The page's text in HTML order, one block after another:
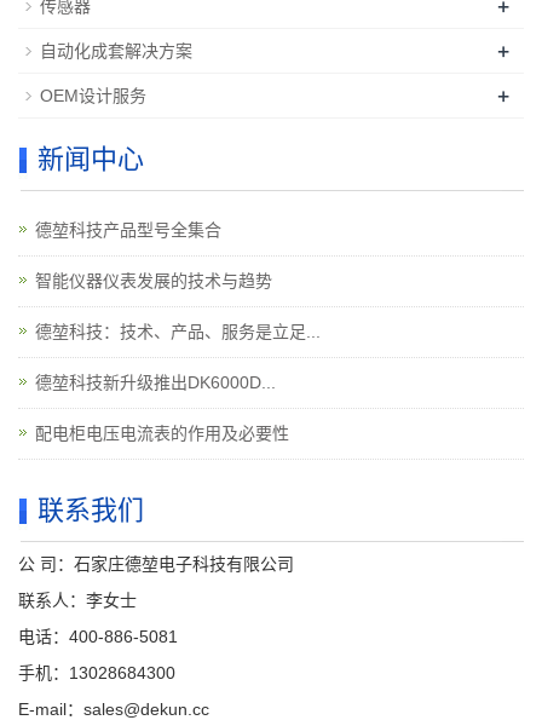
传感器 +
自动化成套解决方案 +
OEM设计服务 +
新闻中心
德堃科技产品型号全集合
智能仪器仪表发展的技术与趋势
德堃科技：技术、产品、服务是立足...
德堃科技新升级推出DK6000D...
配电柜电压电流表的作用及必要性
联系我们
公 司：石家庄德堃电子科技有限公司
联系人：李女士
电话：400-886-5081
手机：13028684300
E-mail：sales@dekun.cc